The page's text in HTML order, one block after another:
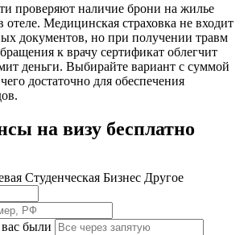
проверяют наличие брони на жилье
отеле. Медицинская страховка не входит
документов, но при получении травм
к врачу сертификат облегчит
деньги. Выбирайте вариант с суммой
достаточно для обеспечения
на визу бесплатно
Студенческая Бизнес Другое
были